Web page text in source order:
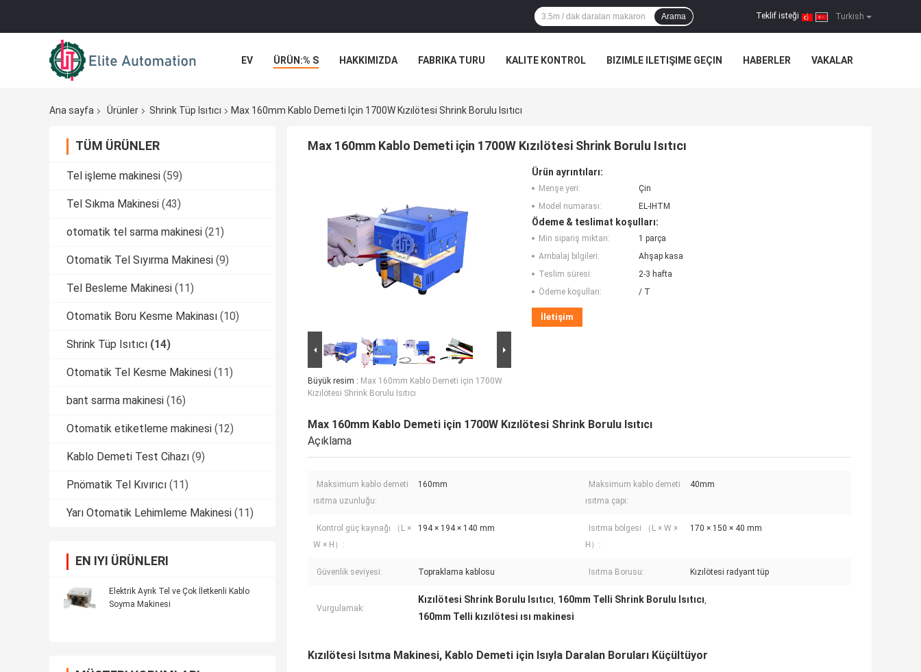
Turkish
Teklif isteği |
Arama
EV ÜRÜN:% S HAKKIMIZDA FABRIKA TURU KALITE KONTROL BIZIMLE ILETIŞIME GEÇIN HABERLER VAKALAR
Ana sayfa Ürünler Shrink Tüp Isıtıcı Max 160mm Kablo Demeti Için 1700W Kızılötesi Shrink Borulu Isıtıcı
TÜM ÜRÜNLER
Tel işleme makinesi (59)
Tel Sıkma Makinesi (43)
otomatik tel sarma makinesi (21)
Otomatik Tel Sıyırma Makinesi (9)
Tel Besleme Makinesi (11)
Otomatik Boru Kesme Makinası (10)
Shrink Tüp Isıtıcı (14)
Otomatik Tel Kesme Makinesi (11)
bant sarma makinesi (16)
Otomatik etiketleme makinesi (12)
Kablo Demeti Test Cihazı (9)
Pnömatik Tel Kıvırıcı (11)
Yarı Otomatik Lehimleme Makinesi (11)
EN IYI ÜRÜNLERI
Elektrik Ayrık Tel ve Çok İletkenli Kablo
Soyma Makinesi
Max 160mm Kablo Demeti için 1700W Kızılötesi Shrink Borulu Isıtıcı
Büyük resim : Max 160mm Kablo Demeti için 1700W
Kızılötesi Shrink Borulu Isıtıcı
Ürün ayrıntıları:
Menşe yeri:
Çin
Model numarası:
EL-IHTM
Ödeme & teslimat koşulları:
Min sipariş miktarı:
1 parça
Ambalaj bilgileri:
Ahşap kasa
Teslim süresi:
2-3 hafta
Ödeme koşulları:
/ T
İletişim
Max 160mm Kablo Demeti için 1700W Kızılötesi Shrink Borulu Isıtıcı
Açıklama
Maksimum kablo demeti
ısıtma uzunluğu:
160mm
Maksimum kablo demeti
ısıtma çapı:
40mm
Kontrol güç kaynağı （L ×
W × H）:
194 × 194 × 140 mm
Isıtma bölgesi （L × W ×
H）:
170 × 150 × 40 mm
Güvenlik seviyesi: Topraklama kablosu Isıtma Borusu: Kızılötesi radyant tüp
Vurgulamak:
Kızılötesi Shrink Borulu Isıtıcı, 160mm Telli Shrink Borulu Isıtıcı,
160mm Telli kızılötesi ısı makinesi
Kızılötesi Isıtma Makinesi, Kablo Demeti için Isıyla Daralan Boruları Küçültüyor